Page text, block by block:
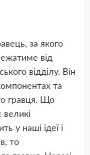
за якого
від
відділу. Він
та
гравця. Що
великі
у наші ідеї і
то